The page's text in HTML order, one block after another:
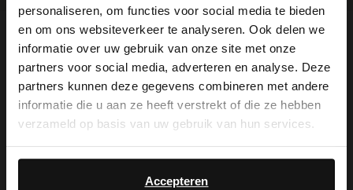
personaliseren, om functies voor social media te bieden
en om ons websiteverkeer te analyseren. Ook delen we
informatie over uw gebruik van onze site met onze
partners voor social media, adverteren en analyse. Deze
partners kunnen deze gegevens combineren met andere
informatie die u aan ze heeft verstrekt of die ze hebben
verzameld op basis van uw gebruik van hun services.
Accepteren
Omschrijving
Zilveren leren sneakers van Manfield met
beige suède details en een bruine
×
View this website in English?
It looks like your language isn't Dutch. Would
you like to switch to English?
English